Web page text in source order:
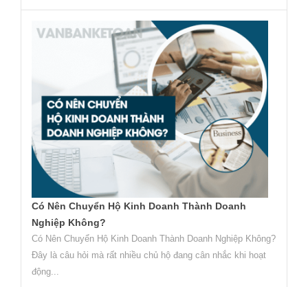
Có Nên Chuyển Hộ Kinh Doanh Thành Doanh
Nghiệp Không?
Có Nên Chuyển Hộ Kinh Doanh Thành Doanh Nghiệp Không?
Đây là câu hỏi mà rất nhiều chủ hộ đang cân nhắc khi hoạt
động...